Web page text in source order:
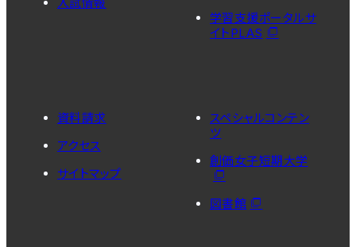
学習支援ポータルサ
イトPLAS
資料請求
アクセス
サイトマップ
スペシャルコンテン
ツ
創価女子短期大学
図書館